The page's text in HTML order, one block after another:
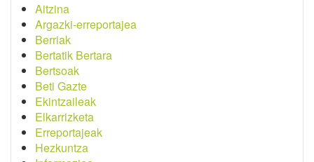
Aitzina
Argazki-erreportajea
Berriak
Bertatik Bertara
Bertsoak
Beti Gazte
Ekintzaileak
Elkarrizketa
Erreportajeak
Hezkuntza